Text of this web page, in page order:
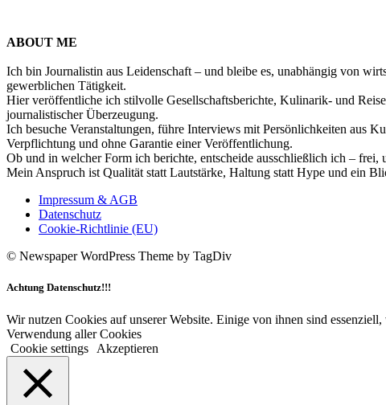
ABOUT ME
Ich bin Journalistin aus Leidenschaft – und bleibe es, unabhängig von
gewerblichen Tätigkeit.
Hier veröffentliche ich stilvolle Gesellschaftsberichte, Kulinarik- und
journalistischer Überzeugung.
Ich besuche Veranstaltungen, führe Interviews mit Persönlichkeiten aus
Verpflichtung und ohne Garantie einer Veröffentlichung.
Ob und in welcher Form ich berichte, entscheide ausschließlich ich –
Mein Anspruch ist Qualität statt Lautstärke, Haltung statt Hype und ein
Impressum & AGB
Datenschutz
Cookie-Richtlinie (EU)
© Newspaper WordPress Theme by TagDiv
Achtung Datenschutz!!!
Wir nutzen Cookies auf unserer Website. Einige von ihnen sind
Verwendung aller Cookies
Cookie settings
Akzeptieren